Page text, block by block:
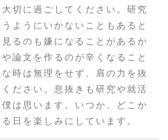
切に過ごしてください。研究
ようにいかないこともあると
るのも嫌になることがあるか
論文を作るのが辛くなること
時は無理をせず、肩の力を抜
ださい。息抜きも研究や就活
は思います。いつか、どこか
日を楽しみにしています。